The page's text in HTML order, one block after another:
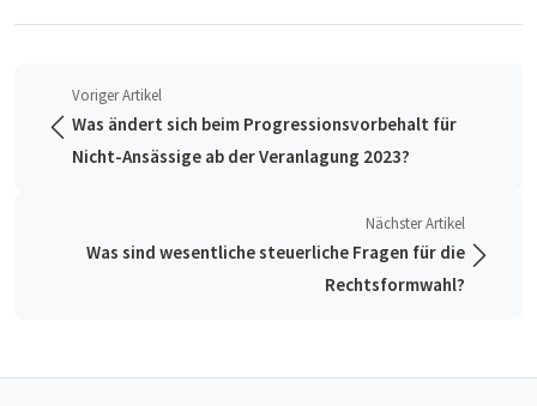
Voriger Artikel
Was ändert sich beim Progressionsvorbehalt für
Nicht-Ansässige ab der Veranlagung 2023?
Nächster Artikel
Was sind wesentliche steuerliche Fragen für die
Rechtsformwahl?